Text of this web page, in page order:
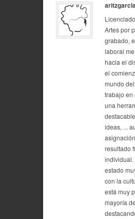
Artes por
grabado,
laboral
hacia el
el
mundo
trabajo en
una
ideas, ...
resultado
individual.
estado
con la
está muy
mayoría